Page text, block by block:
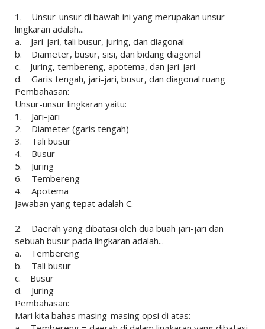
1. Unsur-unsur di bawah ini yang merupakan unsur
lingkaran adalah...
a. Jari-jari, tali busur, juring, dan diagonal
b. Diameter, busur, sisi, dan bidang diagonal
c. Juring, tembereng, apotema, dan jari-jari
d. Garis tengah, jari-jari, busur, dan diagonal ruang
Pembahasan:
Unsur-unsur lingkaran yaitu:
1. Jari-jari
2. Diameter (garis tengah)
3. Tali busur
4. Busur
5. Juring
6. Tembereng
4. Apotema
Jawaban yang tepat adalah C.
2. Daerah yang dibatasi oleh dua buah jari-jari dan
sebuah busur pada lingkaran adalah...
a. Tembereng
b. Tali busur
c. Busur
d. Juring
Pembahasan:
Mari kita bahas masing-masing opsi di atas: